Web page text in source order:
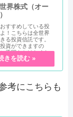
界株式（オー
すすめしている投
！こちらは全世界
る投資信託です。
資ができますの
手間をかけたくな
れ1本で...
考にこちらも